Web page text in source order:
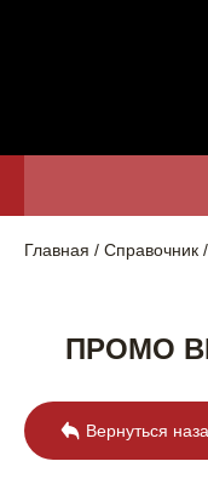
Главная Справочник
ПРОМО
Вернуться